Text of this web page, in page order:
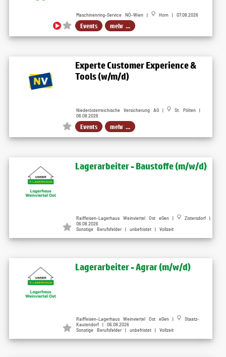
Maschinenring-Service NÖ-Wien | Horn | 07.08.2026
Events mehr ...
Experte Customer Experience &
Tools (w/m/d)
Niederösterreichische Versicherung AG |
St. Pölten |
06.08.2026
Events mehr ...
Lagerarbeiter - Baustoffe (m/w/d)
Raiffeisen-Lagerhaus Weinviertel Ost eGen |
Zistersdorf |
06.08.2026
Sonstige Berufsfelder | unbefristet | Vollzeit
Lagerarbeiter - Agrar (m/w/d)
Raiffeisen-Lagerhaus Weinviertel Ost eGen |
Staatz-
Kautendorf | 06.08.2026
Sonstige Berufsfelder | unbefristet | Vollzeit